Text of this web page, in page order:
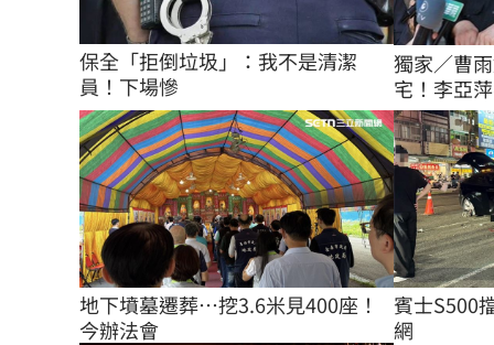
保全「拒倒垃圾」：我不是清潔
員！下場慘
獨家／曹
宅！李亞
地下墳墓遷葬…挖3.6米見400座！
今辦法會
賓士S500
網